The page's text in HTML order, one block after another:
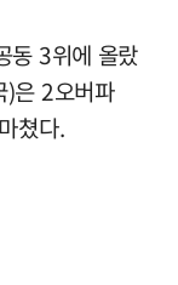
동 3위에 올랐
)은 2오버파
쳤다.